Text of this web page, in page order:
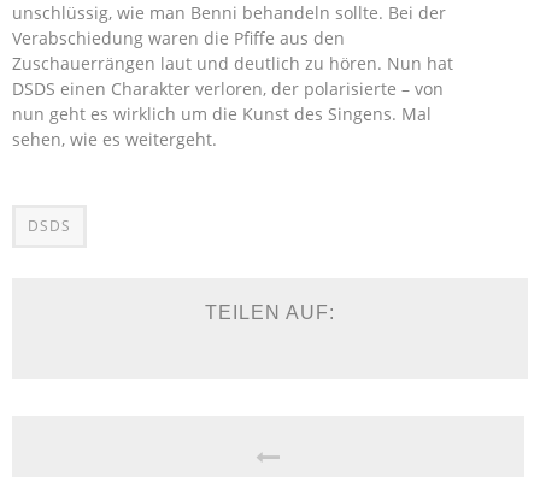
unschlüssig, wie man Benni behandeln sollte. Bei der
Verabschiedung waren die Pfiffe aus den
Zuschauerrängen laut und deutlich zu hören. Nun hat
DSDS einen Charakter verloren, der polarisierte – von
nun geht es wirklich um die Kunst des Singens. Mal
sehen, wie es weitergeht.
DSDS
TEILEN AUF: